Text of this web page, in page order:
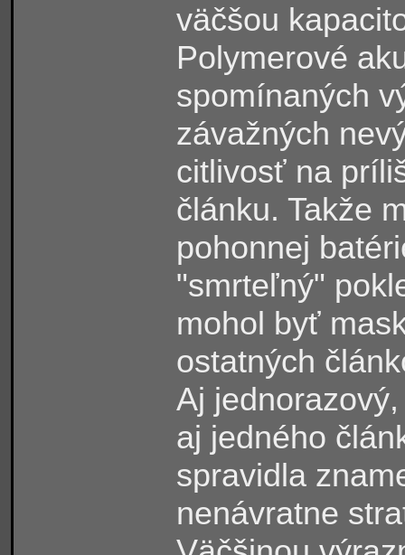
väčšou
Polymerové
spomínaných
závažných
citlivosť na
článku. Takže
pohonnej
"smrteľný"
mohol byť
ostatných
Aj
aj jedného
spravidla
nenávratne